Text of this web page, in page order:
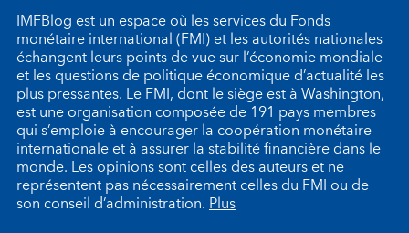
IMFBlog est un espace où les services du Fonds
monétaire international (FMI) et les autorités nationales
échangent leurs points de vue sur l’économie mondiale
et les questions de politique économique d’actualité les
plus pressantes. Le FMI, dont le siège est à Washington,
est une organisation composée de 191 pays membres
qui s’emploie à encourager la coopération monétaire
internationale et à assurer la stabilité financière dans le
monde. Les opinions sont celles des auteurs et ne
représentent pas nécessairement celles du FMI ou de
son conseil d’administration.Plus